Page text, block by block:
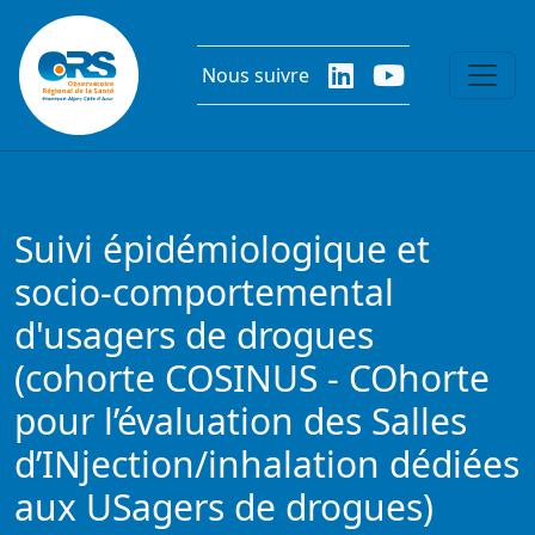
Aller au contenu principal
Nous suivre
Suivi épidémiologique et
socio-comportemental
d'usagers de drogues
(cohorte COSINUS - COhorte
pour l’évaluation des Salles
d’INjection/inhalation dédiées
aux USagers de drogues)